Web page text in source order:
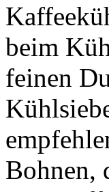
beim
feinen
Bohnen,